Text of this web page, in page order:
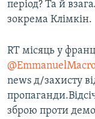
період? Та й
зокрема Клімкін.
RT місяць у
news д/захисту
зброю проти